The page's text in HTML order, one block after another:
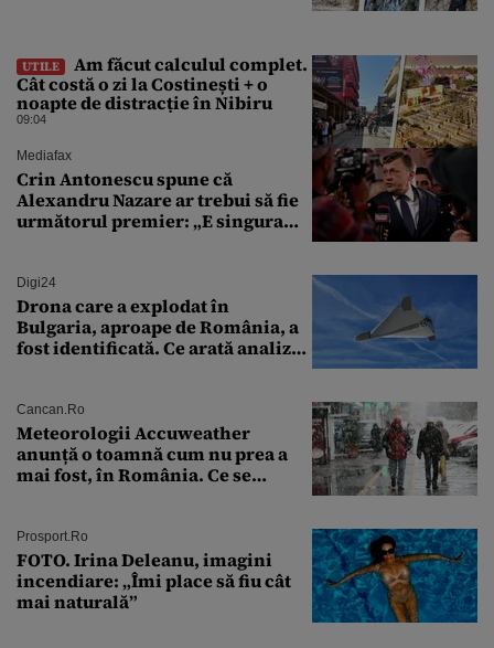
UTILE
Am făcut calculul complet.
Cât costă o zi la Costinești + o
noapte de distracție în Nibiru
09:04
Mediafax
Crin Antonescu spune că
Alexandru Nazare ar trebui să fie
următorul premier: „E singura
Digi24
Drona care a explodat în
Bulgaria, aproape de România, a
fost identificată. Ce arată analiza
Cancan.ro
Meteorologii Accuweather
anunță o toamnă cum nu prea a
mai fost, în România. Ce se
București. Pe ce dată ninge
Prosport.ro
FOTO. Irina Deleanu, imagini
incendiare: „Îmi place să fiu cât
mai naturală”